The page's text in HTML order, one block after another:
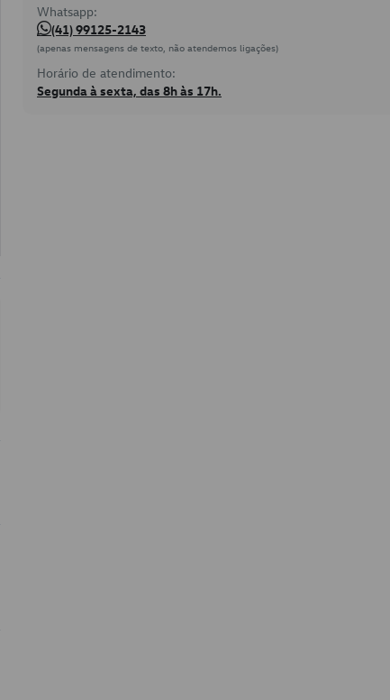
Whatsapp:
(41) 99125-2143
(apenas mensagens de texto, não atendemos ligações)
Horário de atendimento:
Segunda à sexta, das 8h às 17h.